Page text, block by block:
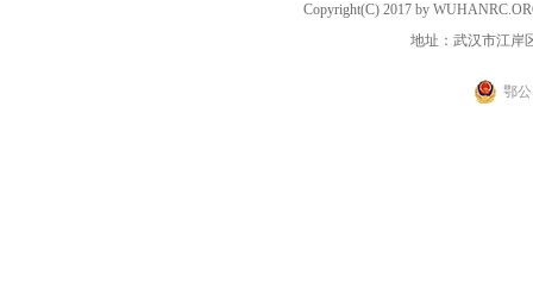
Copyright(C) 2017 by
地址：武汉市江岸
鄂公